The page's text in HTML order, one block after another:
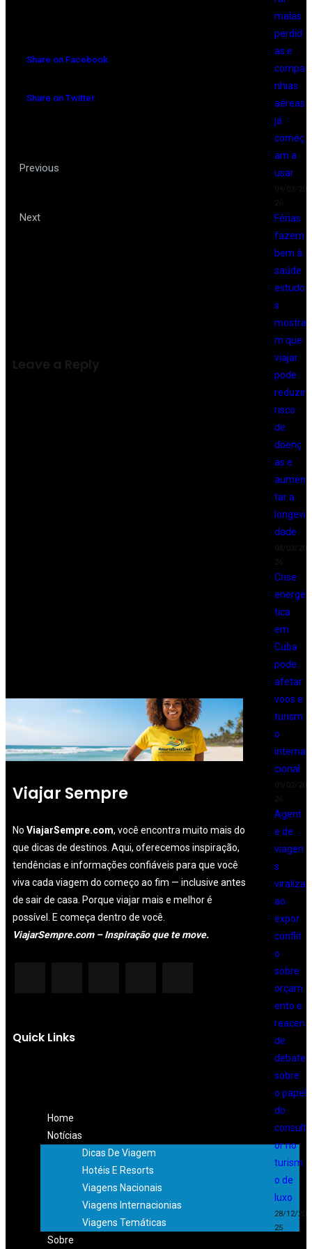
Share on Facebook
Share on Twitter
Previous
Next
Leave a Reply
malas
perdid
as e
compa
nhias
aéreas
já
começ
am a
usar
09/03/20
26
Férias
fazem
bem à
saúde:
estudo
s
mostra
m que
viajar
pode
reduzir
risco
de
doenç
as e
aumen
tar a
longevi
dade
08/03/20
26
Crise
energé
tica
em
Cuba
pode
afetar
voos e
turism
o
interna
cional
09/02/20
26
Agent
e de
viagen
s
viraliza
ao
expor
conflit
o
sobre
orçam
ento e
reacen
de
debate
sobre
o papel
do
consult
or no
turism
o de
luxo
28/12/20
25
Viajar Sempre
No ViajarSempre.com, você encontra muito mais do
que dicas de destinos. Aqui, oferecemos inspiração,
tendências e informações confiáveis para que você
viva cada viagem do começo ao fim — inclusive antes
de sair de casa. Porque viajar mais e melhor é
possível. E começa dentro de você.
ViajarSempre.com – Inspiração que te move.
Quick Links
Home
Notícias
Dicas De Viagem
Hotéis E Resorts
Viagens Nacionais
Viagens Internacionias
Viagens Temáticas
Sobre